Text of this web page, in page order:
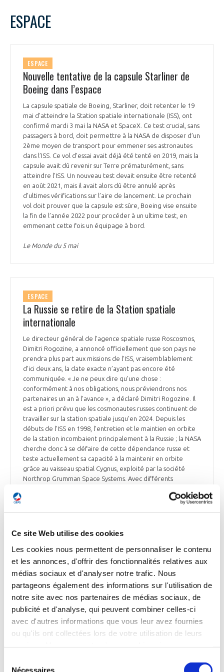
Ce site Web utilise des cookies
Les cookies nous permettent de personnaliser le contenu
et les annonces, d'offrir des fonctionnalités relatives aux
médias sociaux et d'analyser notre trafic. Nous
partageons également des informations sur l'utilisation de
notre site avec nos partenaires de médias sociaux, de
publicité et d'analyse, qui peuvent combiner celles-ci
avec d'autres informations que vous leur avez fournies
ou qu'ils ont collectées lors de votre utilisation de leurs
Nécessaires
ESPACE
ESPACE
Nouvelle tentative de la capsule Starliner de
Boeing dans l’espace
La capsule spatiale de Boeing, Starliner, doit retenter le 19
mai d'atteindre la Station spatiale internationale (ISS), ont
confirmé mardi 3 mai la NASA et SpaceX. Ce test crucial, sans
passagers à bord, doit permettre à la NASA de disposer d’un
2ème moyen de transport pour emmener ses astronautes
dans l’ISS. Ce vol d’essai avait déjà été tenté en 2019, mais la
capsule avait dû revenir sur Terre prématurément, sans
atteindre l’ISS. Un nouveau test devait ensuite être retenté
en août 2021, mais il avait alors dû être annulé après
d’ultimes vérifications sur l’aire de lancement. Le prochain
vol doit prouver que la capsule est sûre, Boeing vise ensuite
la fin de l’année 2022 pour procéder à un ultime test, en
emmenant cette fois un équipage à bord.
Le Monde du 5 mai
ESPACE
La Russie se retire de la Station spatiale
internationale
Le directeur général de l’agence spatiale russe Roscosmos,
Dimitri Rogozine, a annoncé officiellement que son pays ne
prendra plus part aux missions de l’ISS, vraisemblablement
d’ici deux ans, la date exacte n’ayant pas encore été
communiquée. « Je ne peux dire qu’une chose :
conformément à nos obligations, nous préviendrons nos
partenaires un an à l’avance », a déclaré Dimitri Rogozine. Il
est a priori prévu que les cosmonautes russes continuent de
travailler sur la station spatiale jusqu’en 2024. Depuis les
débuts de l’ISS en 1998, l’entretien et le maintien en orbite
de la station incombaient principalement à la Russie ; la NASA
cherche donc à se défaire de cette dépendance russe et
teste actuellement sa capacité à la maintenir en orbite
grâce au vaisseau spatial Cygnus, exploité par la société
Northrop Grumman Space Systems. Avec différents
l’origine, la station est aujourd’hui vieillissante ; la fin de son
module de base pour cette nouvelle station d’ici 2025.
AVIATION COMMERCIALE